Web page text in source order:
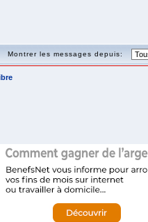
Montrer les messages depuis: